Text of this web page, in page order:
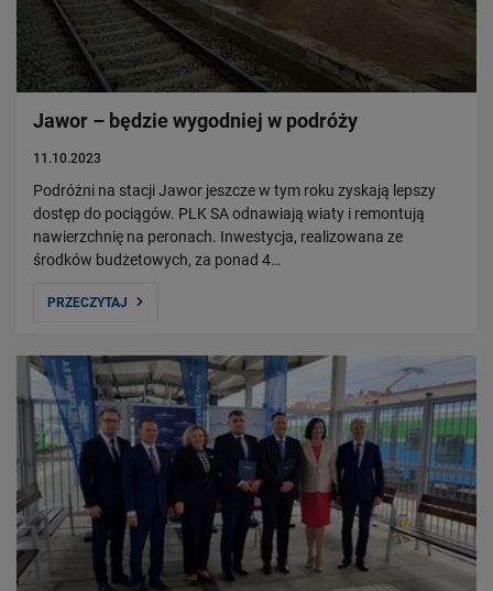
Jawor – będzie wygodniej w podróży
11.10.2023
Podróżni na stacji Jawor jeszcze w tym roku zyskają lepszy
dostęp do pociągów. PLK SA odnawiają wiaty i remontują
nawierzchnię na peronach. Inwestycja, realizowana ze
środków budżetowych, za ponad 4…
PRZECZYTAJ